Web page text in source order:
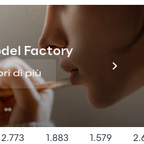
Factory
di più
finanziari
1.300.188 1.114.840
2.773 1.883 1.579